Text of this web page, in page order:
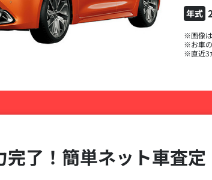
年式
※画像は
※お車の
※直近3
了！ 簡単ネット車査定